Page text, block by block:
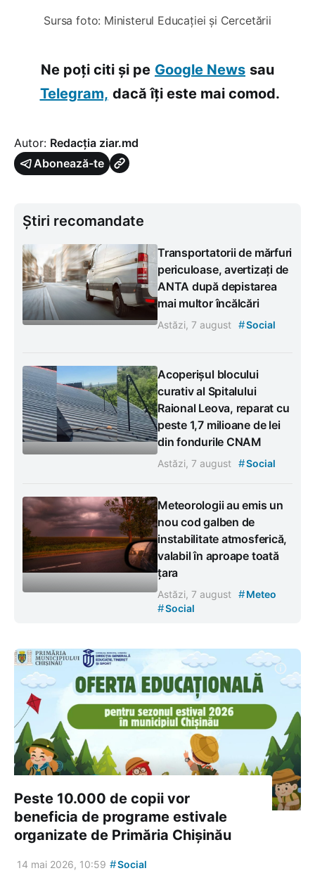
Sursa foto: Ministerul Educației și Cercetării
Ne poți citi și pe Google News sau
Telegram, dacă îți este mai comod.
Autor: Redacția ziar.md
Abonează-te
Știri recomandate
Transportatorii de mărfuri
periculoase, avertizați de
ANTA după depistarea
mai multor încălcări
Astăzi, 7 august #Social
Acoperișul blocului
curativ al Spitalului
Raional Leova, reparat cu
peste 1,7 milioane de lei
din fondurile CNAM
Astăzi, 7 august #Social
Meteorologii au emis un
nou cod galben de
instabilitate atmosferică,
valabil în aproape toată
țara
Astăzi, 7 august #Meteo
#Social
Peste 10.000 de copii vor
beneficia de programe estivale
organizate de Primăria Chișinău
14 mai 2026, 10:59 #Social